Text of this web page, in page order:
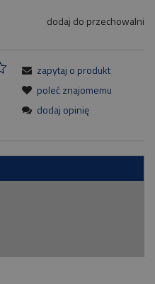
dodaj do przechowalni
zapytaj o produkt
poleć znajomemu
dodaj opinię
płatności